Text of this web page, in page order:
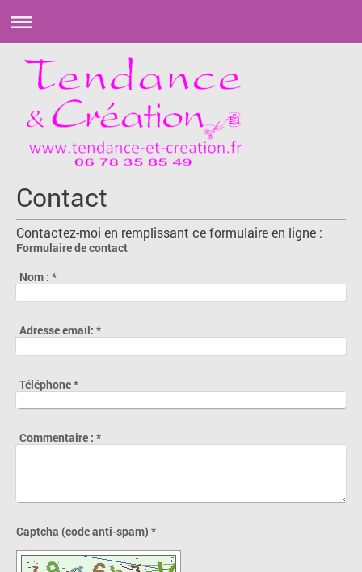
Contact
Contactez-moi en remplissant ce formulaire en ligne :
Formulaire de contact
Nom : *
Adresse email: *
Téléphone*
Commentaire : *
Captcha (code anti-spam) *